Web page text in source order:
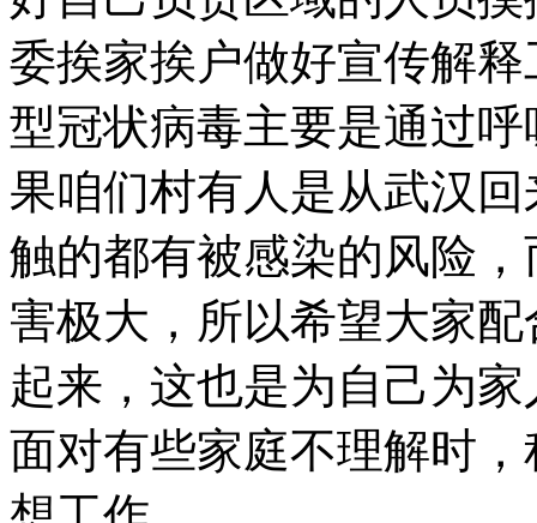
委挨家挨户做好宣传解
型冠状病毒主要是通过
果咱们村有人是从武汉
触的都有被感染的风险
害极大，所以希望大家
起来，这也是为自己为
面对有些家庭不理解时